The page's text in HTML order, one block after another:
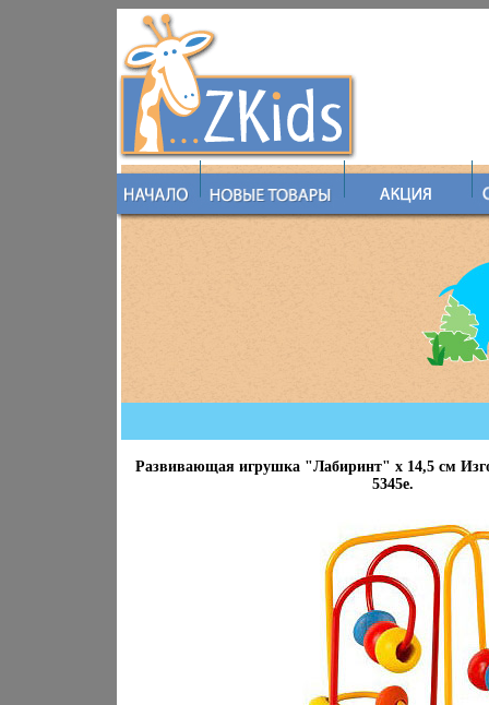
Развивающая игрушка "Лабиринт" х 14,5 см
5345e.